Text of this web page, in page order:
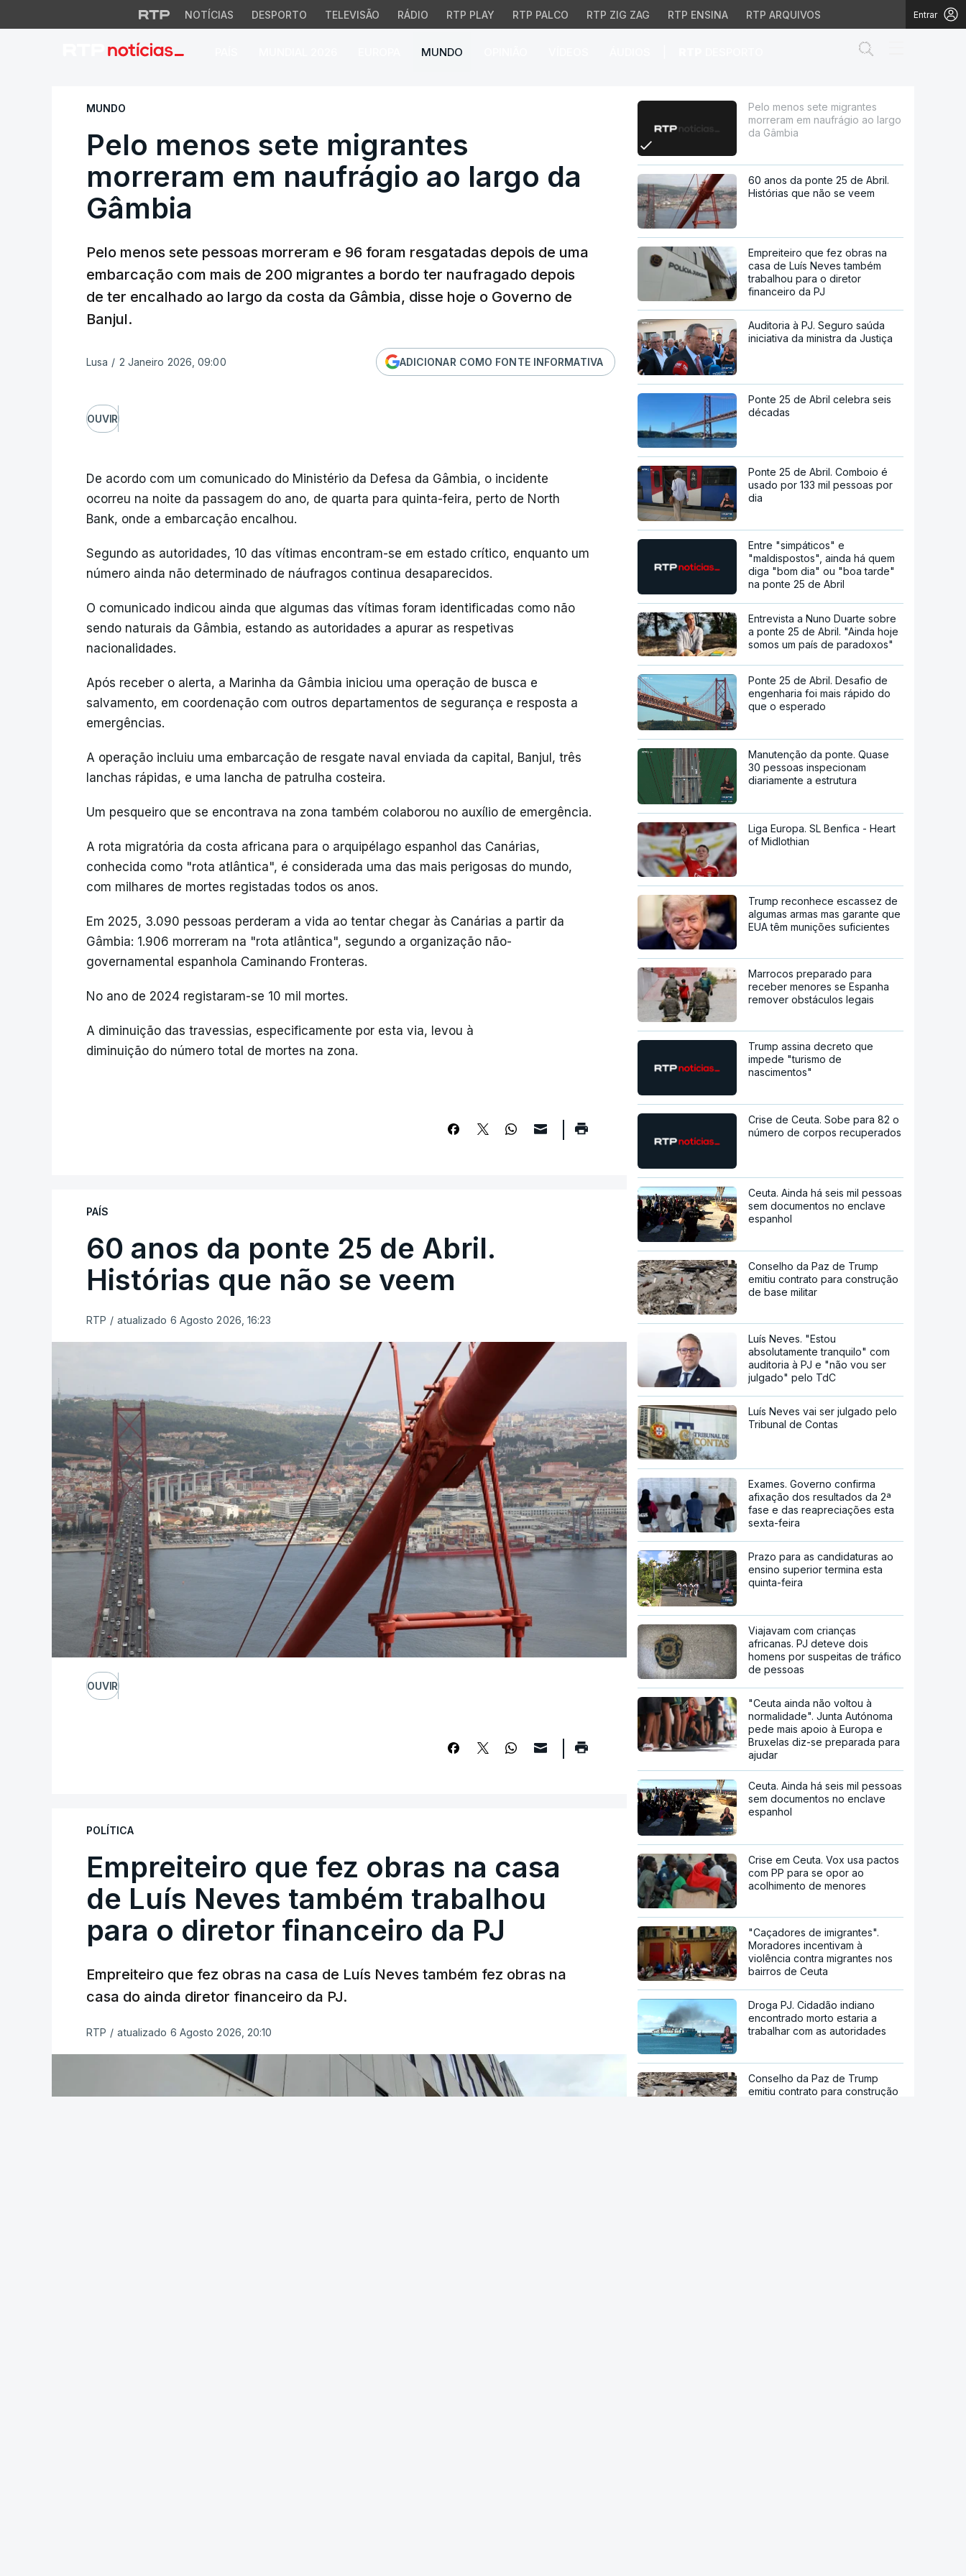
NOTÍCIAS DESPORTO TELEVISÃO RÁDIO RTP PLAY RTP PALCO RTP ZIG ZAG RTP ENSINA RTP ARQUIVOS Entrar
MUNDO
Pelo menos sete migrantes morreram em naufrágio ao largo da
MUNDO
Pelo menos sete migrantes
morreram em naufrágio ao largo da
Gâmbia
Pelo menos sete pessoas morreram e 96 foram resgatadas depois de uma
embarcação com mais de 200 migrantes a bordo ter naufragado depois
de ter encalhado ao largo da costa da Gâmbia, disse hoje o Governo de
Banjul.
Lusa / 2 Janeiro 2026, 09:00 ADICIONAR COMO FONTE INFORMATIVA
OUVIR
De acordo com um comunicado do Ministério da Defesa da Gâmbia, o incidente
ocorreu na noite da passagem do ano, de quarta para quinta-feira, perto de North
Bank, onde a embarcação encalhou.
Segundo as autoridades, 10 das vítimas encontram-se em estado crítico, enquanto um
número ainda não determinado de náufragos continua desaparecidos.
O comunicado indicou ainda que algumas das vítimas foram identificadas como não
sendo naturais da Gâmbia, estando as autoridades a apurar as respetivas
nacionalidades.
Após receber o alerta, a Marinha da Gâmbia iniciou uma operação de busca e
salvamento, em coordenação com outros departamentos de segurança e resposta a
emergências.
A operação incluiu uma embarcação de resgate naval enviada da capital, Banjul, três
lanchas rápidas, e uma lancha de patrulha costeira.
Um pesqueiro que se encontrava na zona também colaborou no auxílio de emergência.
A rota migratória da costa africana para o arquipélago espanhol das Canárias,
conhecida como "rota atlântica", é considerada uma das mais perigosas do mundo,
com milhares de mortes registadas todos os anos.
Em 2025, 3.090 pessoas perderam a vida ao tentar chegar às Canárias a partir da
Gâmbia: 1.906 morreram na "rota atlântica", segundo a organização não-
governamental espanhola Caminando Fronteras.
No ano de 2024 registaram-se 10 mil mortes.
A diminuição das travessias, especificamente por esta via, levou à
diminuição do número total de mortes na zona.
PAÍS
60 anos da ponte 25 de Abril.
Histórias que não se veem
RTP / atualizado 6 Agosto 2026, 16:23
OUVIR
POLÍTICA
Empreiteiro que fez obras na casa
de Luís Neves também trabalhou
para o diretor financeiro da PJ
Empreiteiro que fez obras na casa de Luís Neves também fez obras na
casa do ainda diretor financeiro da PJ.
RTP / atualizado 6 Agosto 2026, 20:10
Pelo menos sete migrantes
morreram em naufrágio ao largo
da Gâmbia
60 anos da ponte 25 de Abril.
Histórias que não se veem
Empreiteiro que fez obras na
casa de Luís Neves também
trabalhou para o diretor
financeiro da PJ
Auditoria à PJ. Seguro saúda
iniciativa da ministra da Justiça
Ponte 25 de Abril celebra seis
décadas
Ponte 25 de Abril. Comboio é
usado por 133 mil pessoas por
dia
Entre "simpáticos" e
"maldispostos", ainda há quem
diga "bom dia" ou "boa tarde"
na ponte 25 de Abril
Entrevista a Nuno Duarte sobre
a ponte 25 de Abril. "Ainda hoje
somos um país de paradoxos"
Ponte 25 de Abril. Desafio de
engenharia foi mais rápido do
que o esperado
Manutenção da ponte. Quase
30 pessoas inspecionam
diariamente a estrutura
Liga Europa. SL Benfica - Heart
of Midlothian
Trump reconhece escassez de
algumas armas mas garante que
EUA têm munições suficientes
Marrocos preparado para
receber menores se Espanha
remover obstáculos legais
Trump assina decreto que
impede "turismo de
nascimentos"
Crise de Ceuta. Sobe para 82 o
número de corpos recuperados
Ceuta. Ainda há seis mil pessoas
sem documentos no enclave
espanhol
Conselho da Paz de Trump
emitiu contrato para construção
de base militar
Luís Neves. "Estou
absolutamente tranquilo" com
auditoria à PJ e "não vou ser
julgado" pelo TdC
Luís Neves vai ser julgado pelo
Tribunal de Contas
Exames. Governo confirma
afixação dos resultados da 2ª
fase e das reapreciações esta
sexta-feira
Prazo para as candidaturas ao
ensino superior termina esta
quinta-feira
Viajavam com crianças
africanas. PJ deteve dois
homens por suspeitas de tráfico
de pessoas
"Ceuta ainda não voltou à
normalidade". Junta Autónoma
pede mais apoio à Europa e
Bruxelas diz-se preparada para
ajudar
Ceuta. Ainda há seis mil pessoas
sem documentos no enclave
espanhol
Crise em Ceuta. Vox usa pactos
com PP para se opor ao
acolhimento de menores
"Caçadores de imigrantes".
Moradores incentivam à
violência contra migrantes nos
bairros de Ceuta
Droga PJ. Cidadão indiano
encontrado morto estaria a
trabalhar com as autoridades
Conselho da Paz de Trump
emitiu contrato para construção